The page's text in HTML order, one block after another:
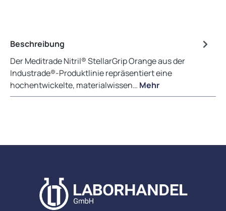
Beschreibung
Der Meditrade Nitril® StellarGrip Orange aus der
Industrade®-Produktlinie repräsentiert eine
hochentwickelte, materialwissen… Mehr